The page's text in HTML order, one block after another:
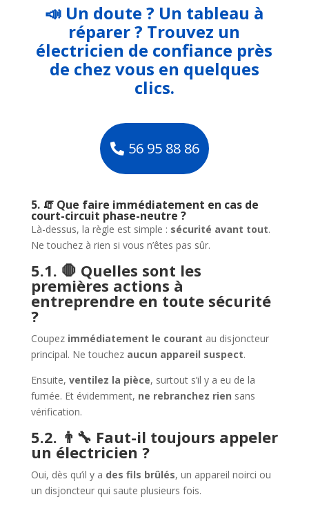
📣 Un doute ? Un tableau à
réparer ? Trouvez un
électricien de confiance près
de chez vous en quelques
clics.
56 95 88 86
5. 🧯 Que faire immédiatement en cas de
court-circuit phase-neutre ?
Là-dessus, la règle est simple : sécurité avant tout.
Ne touchez à rien si vous n’êtes pas sûr.
5.1. 🛑 Quelles sont les
premières actions à
entreprendre en toute sécurité
?
Coupez immédiatement le courant au disjoncteur
principal. Ne touchez aucun appareil suspect.
Ensuite, ventilez la pièce, surtout s’il y a eu de la
fumée. Et évidemment, ne rebranchez rien sans
vérification.
5.2. 👨‍🔧 Faut-il toujours appeler
un électricien ?
Oui, dès qu’il y a des fils brûlés, un appareil noirci ou
un disjoncteur qui saute plusieurs fois.